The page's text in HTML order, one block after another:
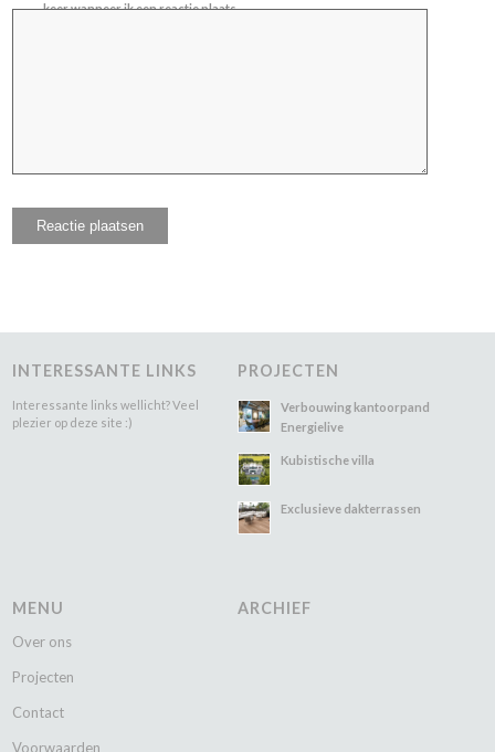
keer wanneer ik een reactie plaats.
INTERESSANTE LINKS
Interessante links wellicht? Veel
plezier op deze site :)
PROJECTEN
Verbouwing kantoorpand
Energielive
Kubistische villa
Exclusieve dakterrassen
MENU
Over ons
Projecten
Contact
Voorwaarden
ARCHIEF